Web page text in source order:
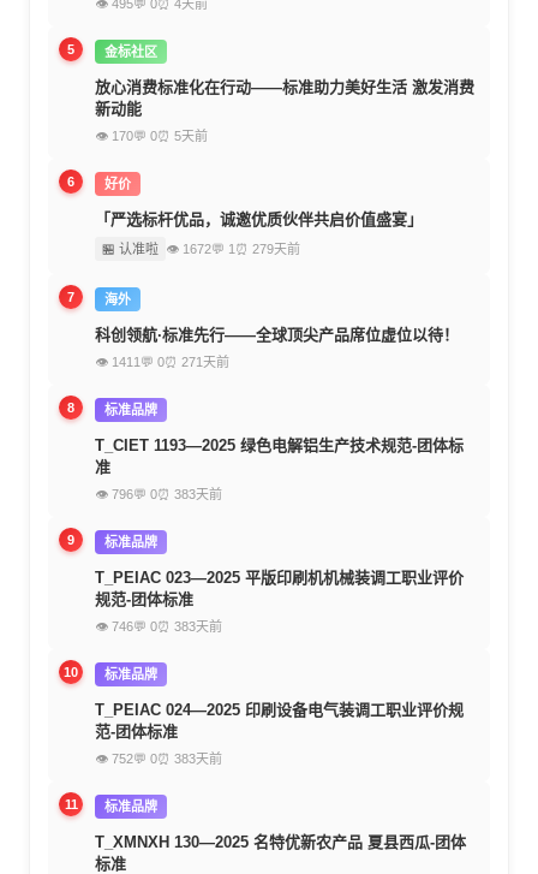
👁 495💬 0⏰ 4天前
5 金标社区
放心消费标准化在行动——标准助力美好生活 激发消费
新动能
👁 170💬 0⏰ 5天前
6 好价
「严选标杆优品，诚邀优质伙伴共启价值盛宴」
🏪 认准啦 👁 1672💬 1 ⏰ 279天前
7 海外
科创领航·标准先行——全球顶尖产品席位虚位以待！
👁 1411 💬 0⏰ 271天前
8 标准品牌
T_CIET 1193—2025 绿色电解铝生产技术规范-团体标
准
👁 796💬 0⏰ 383天前
9 标准品牌
T_PEIAC 023—2025 平版印刷机机械装调工职业评价
规范-团体标准
👁 746💬 0⏰ 383天前
10 标准品牌
T_PEIAC 024—2025 印刷设备电气装调工职业评价规
范-团体标准
👁 752💬 0⏰ 383天前
11 标准品牌
T_XMNXH 130—2025 名特优新农产品 夏县西瓜-团体
标准